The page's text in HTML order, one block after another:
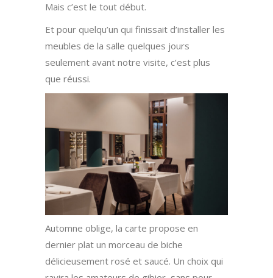
Mais c’est le tout début.
Et pour quelqu’un qui finissait d’installer les
meubles de la salle quelques jours
seulement avant notre visite, c’est plus
que réussi.
Automne oblige, la carte propose en
dernier plat un morceau de biche
délicieusement rosé et saucé. Un choix qui